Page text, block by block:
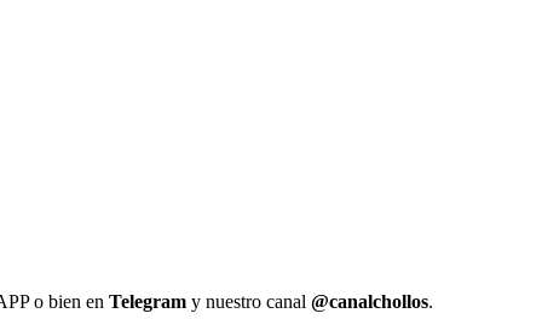
o bien en Telegram y nuestro canal @canalchollos.